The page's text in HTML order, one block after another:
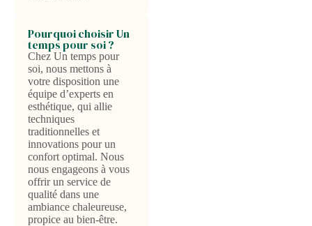
Pourquoi choisir Un
temps pour soi ?
Chez Un temps pour
soi, nous mettons à
votre disposition une
équipe d’experts en
esthétique, qui allie
techniques
traditionnelles et
innovations pour un
confort optimal. Nous
nous engageons à vous
offrir un service de
qualité dans une
ambiance chaleureuse,
propice au bien-être.